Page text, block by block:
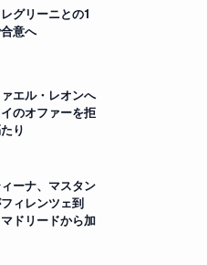
グリーニとの1
意へ
エル・レオンへ
のオファーを拒
り
ーナ、マスタン
ィレンツェ到
ドリードから加